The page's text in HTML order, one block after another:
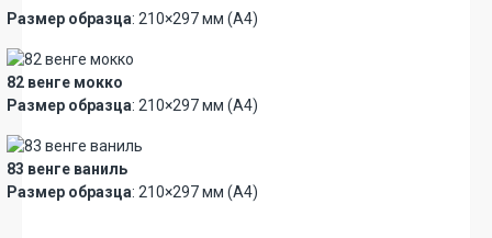
Размер образца: 210×297 мм (А4)
82 венге мокко
Размер образца: 210×297 мм (А4)
83 венге ваниль
Размер образца: 210×297 мм (А4)